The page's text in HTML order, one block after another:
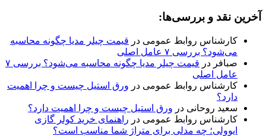
آخرین نقد و بررسی‌ها:
کارشناس روابط عمومی در قیمت چیلر مدیا چگونه محاسبه
می‌شود؟ بررسی ۷ عامل اصلی
صبافر در
قیمت چیلر مدیا چگونه محاسبه می‌شود؟ بررسی ۷
عامل اصلی
کارشناس روابط عمومی در ورق استیل چیست و چرا اهمیت
دارد؟
سعید روحانی در ورق استیل چیست و چرا اهمیت دارد؟
کارشناس روابط عمومی در راهنمای خرید کولر گازی
ایوولی؛ چه مدلی برای متراژ شما مناسب است؟